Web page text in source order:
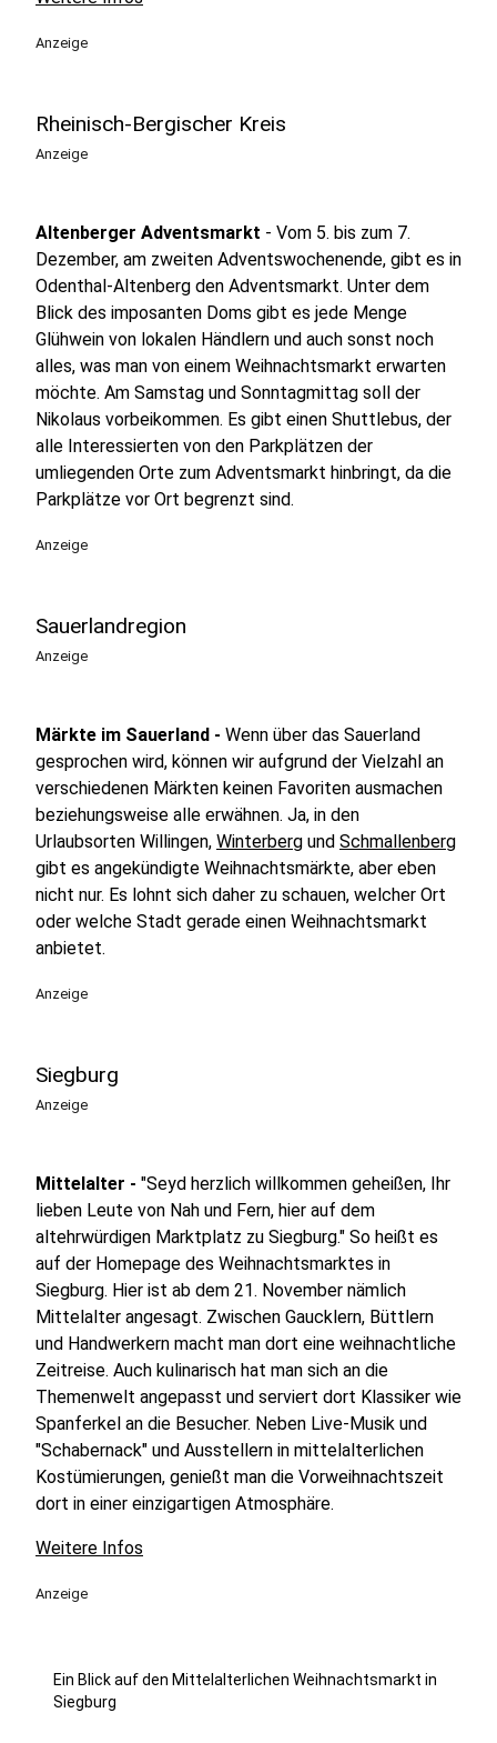
Anzeige
Rheinisch-Bergischer Kreis
Anzeige
Altenberger Adventsmarkt - Vom 5. bis zum 7.
Dezember, am zweiten Adventswochenende, gibt es in
Odenthal-Altenberg den Adventsmarkt. Unter dem
Blick des imposanten Doms gibt es jede Menge
Glühwein von lokalen Händlern und auch sonst noch
alles, was man von einem Weihnachtsmarkt erwarten
möchte. Am Samstag und Sonntagmittag soll der
Nikolaus vorbeikommen. Es gibt einen Shuttlebus, der
alle Interessierten von den Parkplätzen der
umliegenden Orte zum Adventsmarkt hinbringt, da die
Parkplätze vor Ort begrenzt sind.
Anzeige
Sauerlandregion
Anzeige
Märkte im Sauerland - Wenn über das Sauerland
gesprochen wird, können wir aufgrund der Vielzahl an
verschiedenen Märkten keinen Favoriten ausmachen
beziehungsweise alle erwähnen. Ja, in den
Urlaubsorten Willingen, Winterberg und Schmallenberg
gibt es angekündigte Weihnachtsmärkte, aber eben
nicht nur. Es lohnt sich daher zu schauen, welcher Ort
oder welche Stadt gerade einen Weihnachtsmarkt
anbietet.
Anzeige
Siegburg
Anzeige
Mittelalter - "Seyd herzlich willkommen geheißen, Ihr
lieben Leute von Nah und Fern, hier auf dem
altehrwürdigen Marktplatz zu Siegburg." So heißt es
auf der Homepage des Weihnachtsmarktes in
Siegburg. Hier ist ab dem 21. November nämlich
Mittelalter angesagt. Zwischen Gaucklern, Büttlern
und Handwerkern macht man dort eine weihnachtliche
Zeitreise. Auch kulinarisch hat man sich an die
Themenwelt angepasst und serviert dort Klassiker wie
Spanferkel an die Besucher. Neben Live-Musik und
"Schabernack" und Ausstellern in mittelalterlichen
Kostümierungen, genießt man die Vorweihnachtszeit
dort in einer einzigartigen Atmosphäre.
Weitere Infos
Anzeige
Ein Blick auf den Mittelalterlichen Weihnachtsmarkt in
Siegburg